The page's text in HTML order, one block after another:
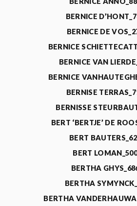
BERNICE
BERNICE DE
BERNICE
BERNICE VAN
BERNICE
BERNISE
BERNISSE
BERT ‘BERTJE’ DE
BERT
BERT
BERTHA
BERTHA
BERTHA